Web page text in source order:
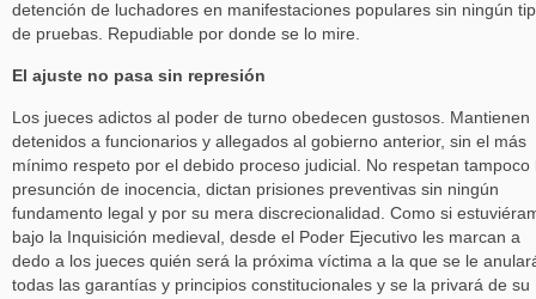
detención de luchadores en manifestaciones populares sin ningún
de pruebas. Repudiable por donde se lo mire.
El ajuste no pasa sin represión
Los jueces adictos al poder de turno obedecen gustosos. Mantienen
detenidos a funcionarios y allegados al gobierno anterior, sin el más
mínimo respeto por el debido proceso judicial. No respetan tampoco
presunción de inocencia, dictan prisiones preventivas sin ningún
fundamento legal y por su mera discrecionalidad. Como si
bajo la Inquisición medieval, desde el Poder Ejecutivo les marcan a
dedo a los jueces quién será la próxima víctima a la que se le
todas las garantías y principios constitucionales y se la privará de su